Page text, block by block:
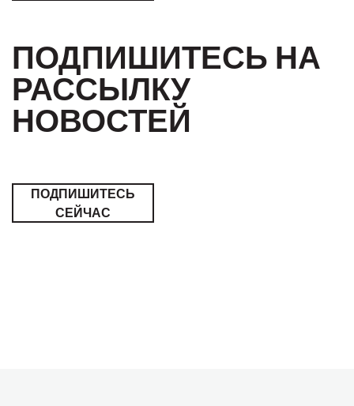
ПОДПИШИТЕСЬ НА
РАССЫЛКУ
НОВОСТЕЙ
ПОДПИШИТЕСЬ
СЕЙЧАС